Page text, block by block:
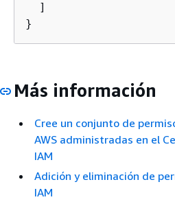
  ]
}
Más información
Cree un conjunto de
AWS administradas en el
IAM
Adición y eliminación de
IAM